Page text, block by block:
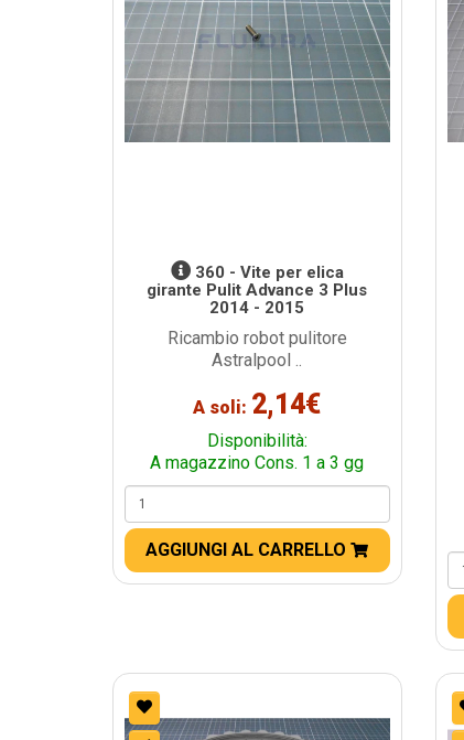
360 - Vite per elica
girante Pulit Advance 3 Plus
2014 - 2015
Ricambio robot pulitore
Astralpool ..
A soli: 2,14€
Disponibilità:
A magazzino Cons. 1 a 3 gg
AGGIUNGI AL CARRELLO